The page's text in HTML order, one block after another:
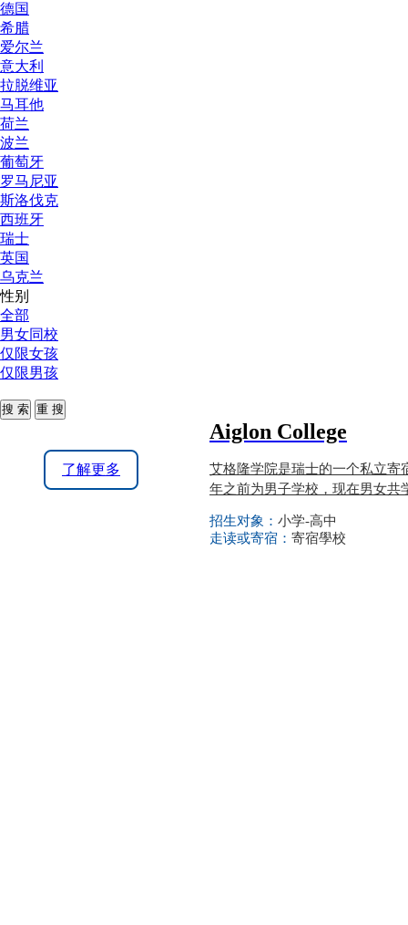
德国
希腊
爱尔兰
意大利
拉脱维亚
马耳他
荷兰
波兰
葡萄牙
罗马尼亚
斯洛伐克
西班牙
瑞士
英国
乌克兰
性别
全部
男女同校
仅限女孩
仅限男孩
了解更多
Aiglon College
艾格隆学院是瑞士的一个私立寄
年之前为男子学校，现在男女共
招生对象： 小学-高中
走读或寄宿： 寄宿學校